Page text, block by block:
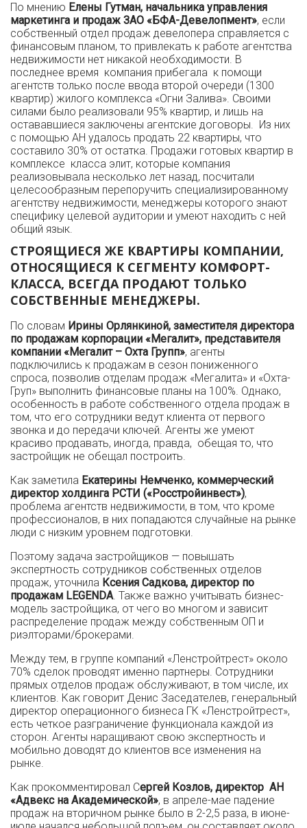
По мнению Елены Гутман, начальника управления
маркетинга и продаж ЗАО «БФА-Девелопмент», если
собственный отдел продаж девелопера справляется с
финансовым планом, то привлекать к работе агентства
недвижимости нет никакой необходимости. В
последнее время компания прибегала к помощи
агентств только после ввода второй очереди (1300
квартир) жилого комплекса «Огни Залива». Своими
силами было реализовали 95% квартир, и лишь на
остававшиеся заключены агентские договоры. Из них
с помощью АН удалось продать 22 квартиры, что
составило 30% от остатка. Продажи готовых квартир в
комплексе класса элит, которые компания
реализовывала несколько лет назад, посчитали
целесообразным перепоручить специализированному
агентству недвижимости, менеджеры которого знают
специфику целевой аудитории и умеют находить с ней
общий язык.
СТРОЯЩИЕСЯ ЖЕ КВАРТИРЫ КОМПАНИИ,
ОТНОСЯЩИЕСЯ К СЕГМЕНТУ КОМФОРТ-
КЛАССА, ВСЕГДА ПРОДАЮТ ТОЛЬКО
СОБСТВЕННЫЕ МЕНЕДЖЕРЫ.
По словам Ирины Орлянкиной, заместителя директора
по продажам корпорации «Мегалит», представителя
компании «Мегалит – Охта Групп», агенты
подключились к продажам в сезон пониженного
спроса, позволив отделам продаж «Мегалита» и «Охта-
Груп» выполнить финансовые планы на 100%. Однако,
особенность в работе собственного отдела продаж в
том, что его сотрудники ведут клиента от первого
звонка и до передачи ключей. Агенты же умеют
красиво продавать, иногда, правда, обещая то, что
застройщик не обещал построить.
Как заметила Екатерины Немченко, коммерческий
директор холдинга РСТИ («Росстройинвест»),
проблема агентств недвижимости, в том, что кроме
профессионалов, в них попадаются случайные на рынке
люди с низким уровнем подготовки.
Поэтому задача застройщиков — повышать
экспертность сотрудников собственных отделов
продаж, уточнила Ксения Садкова, директор по
продажам LEGENDA. Также важно учитывать бизнес-
модель застройщика, от чего во многом и зависит
распределение продаж между собственным ОП и
риэлторами/брокерами.
Между тем, в группе компаний «Ленстройтрест» около
70% сделок проводят именно партнеры. Сотрудники
прямых отделов продаж обслуживают, в том числе, их
клиентов. Как говорит Денис Заседателев, генеральный
директор операционного бизнеса ГК «Ленстройтрест»,
есть четкое разграничение функционала каждой из
сторон. Агенты наращивают свою экспертность и
мобильно доводят до клиентов все изменения на
рынке.
Как прокомментировал Сергей Козлов, директор АН
«Адвекс на Академической», в апреле-мае падение
продаж на вторичном рынке было в 2-2,5 раза, в июне-